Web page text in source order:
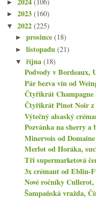
►
► 2023 (160)
▼ 2022 (225)
►prosince(18)
►listopadu(21)
▼října(18)
Podvody v Bordeaux,
Pár bezva vín od
Čtyřikrát Champagne
Čtyřikrát Pinot Noir z
Výtečný alsaský
Pozvánka na sherry a
Minervois od
Merlot od Horáka,
Tři supermarketová
3x crémant od Eblin-
Nové ročníky
Šampaňská vražda,